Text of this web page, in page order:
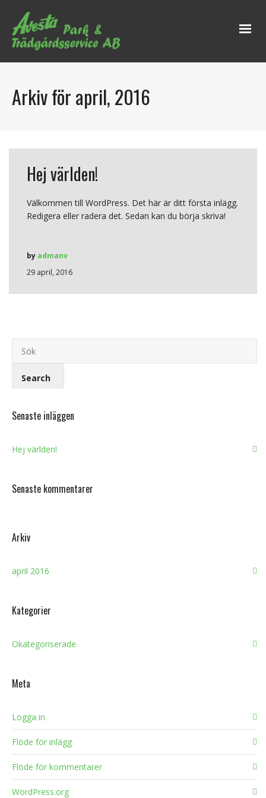
Arkiv för april, 2016
Hej världen!
Välkommen till WordPress. Det här är ditt första inlägg.
Redigera eller radera det. Sedan kan du börja skriva!
29 april, 2016
by admanv
Senaste inläggen
Hej världen!
Senaste kommentarer
Arkiv
april 2016
Kategorier
Okategoriserade
Meta
Logga in
Flöde för inlägg
Flöde för kommentarer
WordPress.org